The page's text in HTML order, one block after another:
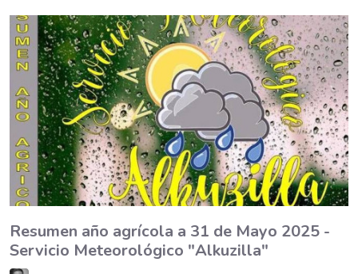
Resumen año agrícola a 31 de Mayo 2025 -
Servicio Meteorológico "Alkuzilla"